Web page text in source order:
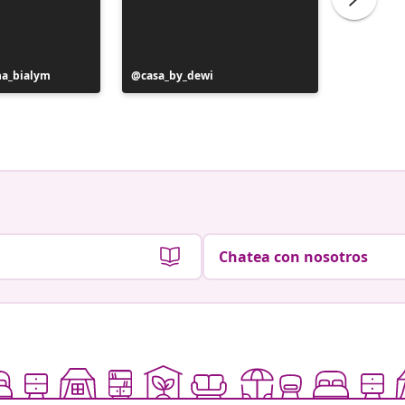
Publicación
realizada
casa_by_dewi
Chatea con nosotros